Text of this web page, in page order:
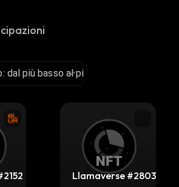
dal più basso al più alto
Llamaverse #2803